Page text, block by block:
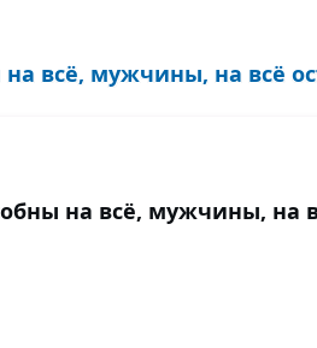
всё, мужчины, на всё
на всё, мужчины, на